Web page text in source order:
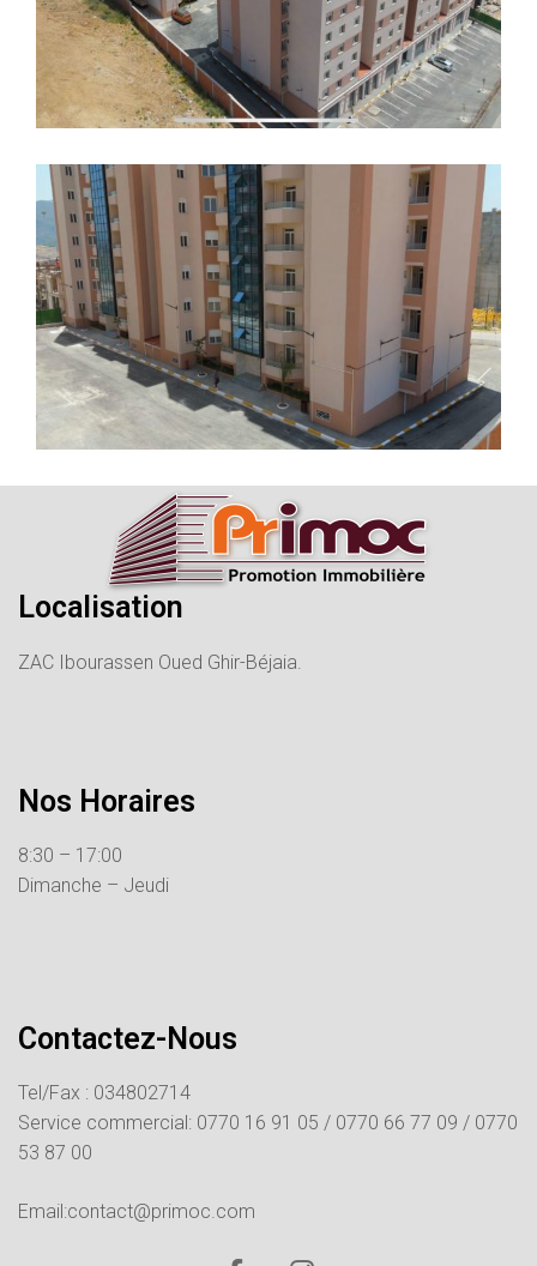
Localisation
ZAC Ibourassen Oued Ghir-Béjaia.
Nos Horaires
8:30 – 17:00
Dimanche – Jeudi
Contactez-Nous
Tel/Fax : 034802714
Service commercial: 0770 16 91 05 / 0770 66 77 09 / 0770
53 87 00
Email:contact@primoc.com